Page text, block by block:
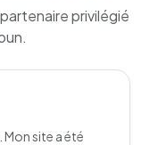
privilégié
site a été